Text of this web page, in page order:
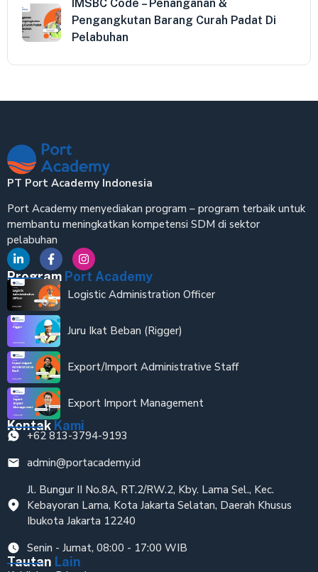
IMSBC Code – Penanganan &
Pengangkutan Barang Curah Padat Di
Pelabuhan
PT Port Academy Indonesia
Port Academy menyediakan program – program terbaik untuk
membantu meningkatkan kompetensi SDM di sektor
pelabuhan
Program Port Academy
Logistic Administration Officer
Juru Ikat Beban (Rigger)
Export/Import Administrative Staff
Export Import Management
Kontak Kami
+62 813-3794-9193
admin@portacademy.id
Jl. Bungur II No.8A, RT.2/RW.2, Kby. Lama Sel., Kec.
Kebayoran Lama, Kota Jakarta Selatan, Daerah Khusus
Ibukota Jakarta 12240
Senin - Jumat, 08:00 - 17:00 WIB
Tautan Lain